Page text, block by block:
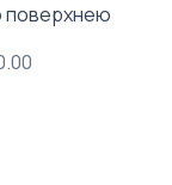
поверхнею